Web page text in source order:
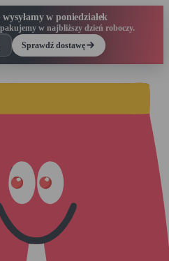
w poniedziałek
w najbliższy dzień roboczy.
Sprawdź dostawę